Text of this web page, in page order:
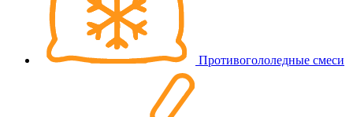
Противогололедные смеси